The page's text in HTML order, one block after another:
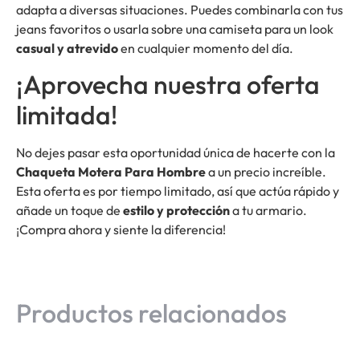
adapta a diversas situaciones. Puedes combinarla con tus
jeans favoritos o usarla sobre una camiseta para un look
casual y atrevidoen cualquier momento del día.
¡Aprovecha nuestra oferta
limitada!
No dejes pasar esta oportunidad única de hacerte con la
Chaqueta Motera Para Hombrea un precio increíble.
Esta oferta es por tiempo limitado, así que actúa rápido y
añade un toque de estilo y proteccióna tu armario.
¡Compra ahora y siente la diferencia!
Productos relacionados